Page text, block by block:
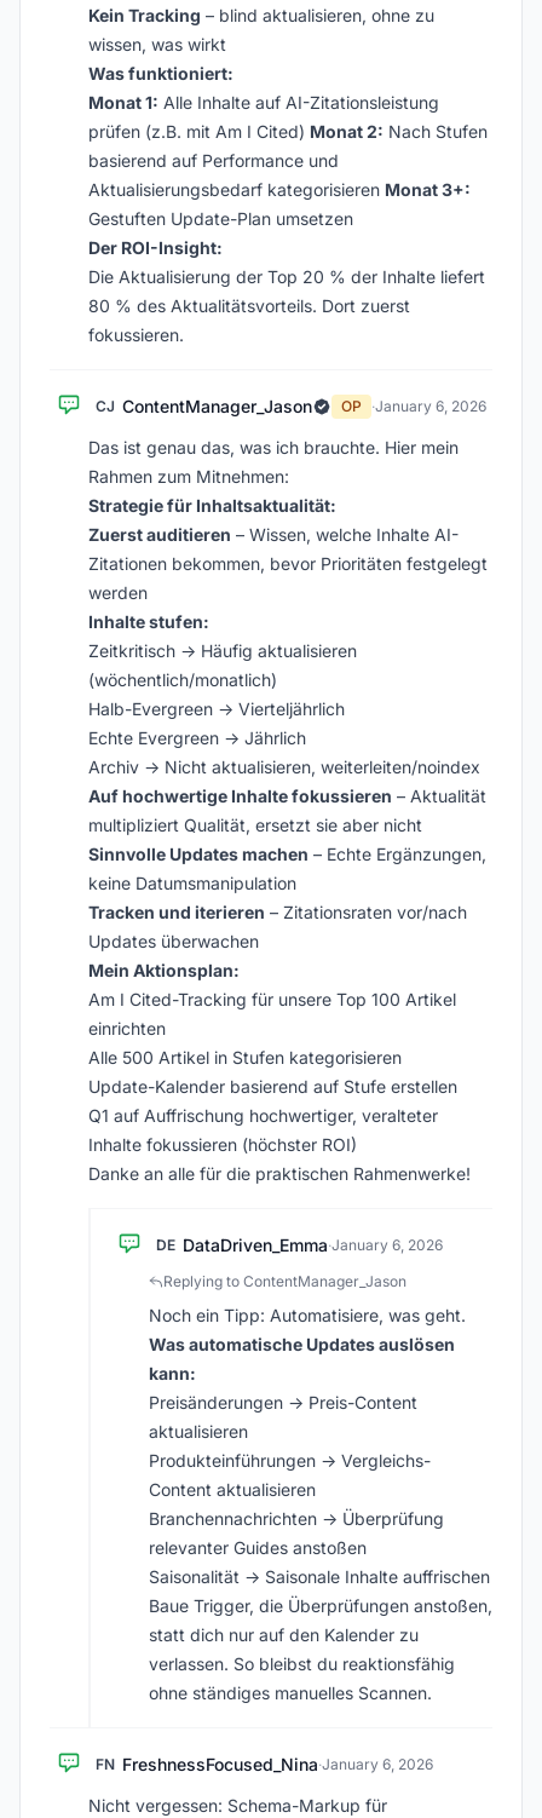
Kein Tracking – blind aktualisieren, ohne zu
wissen, was wirkt
Was funktioniert:
Monat 1: Alle Inhalte auf AI-Zitationsleistung
prüfen (z.B. mit Am I Cited) Monat 2: Nach Stufen
basierend auf Performance und
Aktualisierungsbedarf kategorisieren Monat 3+:
Gestuften Update-Plan umsetzen
Der ROI-Insight:
Die Aktualisierung der Top 20 % der Inhalte liefert
80 % des Aktualitätsvorteils. Dort zuerst
fokussieren.
CJ ContentManager_Jason OP ·January 6, 2026
Das ist genau das, was ich brauchte. Hier mein
Rahmen zum Mitnehmen:
Strategie für Inhaltsaktualität:
Zuerst auditieren – Wissen, welche Inhalte AI-
Zitationen bekommen, bevor Prioritäten festgelegt
werden
Inhalte stufen:
Zeitkritisch → Häufig aktualisieren
(wöchentlich/monatlich)
Halb-Evergreen → Vierteljährlich
Echte Evergreen → Jährlich
Archiv → Nicht aktualisieren, weiterleiten/noindex
Auf hochwertige Inhalte fokussieren – Aktualität
multipliziert Qualität, ersetzt sie aber nicht
Sinnvolle Updates machen – Echte Ergänzungen,
keine Datumsmanipulation
Tracken und iterieren – Zitationsraten vor/nach
Updates überwachen
Mein Aktionsplan:
Am I Cited-Tracking für unsere Top 100 Artikel
einrichten
Alle 500 Artikel in Stufen kategorisieren
Update-Kalender basierend auf Stufe erstellen
Q1 auf Auffrischung hochwertiger, veralteter
Inhalte fokussieren (höchster ROI)
Danke an alle für die praktischen Rahmenwerke!
DE DataDriven_Emma·January 6, 2026
Replying to ContentManager_Jason
Noch ein Tipp: Automatisiere, was geht.
Was automatische Updates auslösen
kann:
Preisänderungen → Preis-Content
aktualisieren
Produkteinführungen → Vergleichs-
Content aktualisieren
Branchennachrichten → Überprüfung
relevanter Guides anstoßen
Saisonalität → Saisonale Inhalte auffrischen
Baue Trigger, die Überprüfungen anstoßen,
statt dich nur auf den Kalender zu
verlassen. So bleibst du reaktionsfähig
ohne ständiges manuelles Scannen.
FN FreshnessFocused_Nina·January 6, 2026
Nicht vergessen: Schema-Markup für